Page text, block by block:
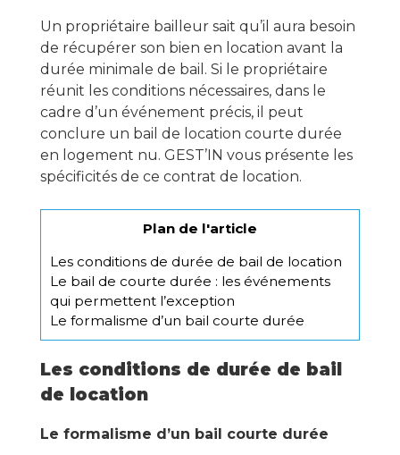
Un propriétaire bailleur sait qu’il aura besoin
de récupérer son bien en location avant la
durée minimale de bail. Si le propriétaire
réunit les conditions nécessaires, dans le
cadre d’un événement précis, il peut
conclure un bail de location courte durée
en logement nu. GEST’IN vous présente les
spécificités de ce contrat de location.
Plan de l'article
Les conditions de durée de bail de location
Le bail de courte durée : les événements
qui permettent l’exception
Le formalisme d’un bail courte durée
Les conditions de durée de bail
de location
Le formalisme d’un bail courte durée